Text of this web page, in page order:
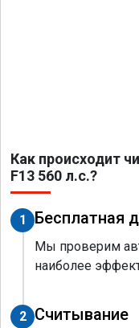
Как происходит
F13 560 л.с.?
1 Бесплатная
Мы проверим
наиболее
2 Считывание